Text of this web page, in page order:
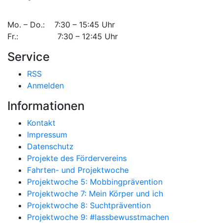
Mo. – Do.: 7:30 – 15:45 Uhr
Fr.: 7:30 – 12:45 Uhr
Service
RSS
Anmelden
Informationen
Kontakt
Impressum
Datenschutz
Projekte des Fördervereins
Fahrten- und Projektwoche
Projektwoche 5: Mobbingprävention
Projektwoche 7: Mein Körper und ich
Projektwoche 8: Suchtprävention
Projektwoche 9: #lassbewusstmachen